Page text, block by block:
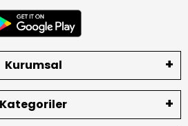
Kurumsal
Kategoriler